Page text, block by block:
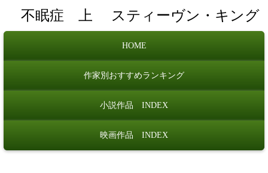
不眠症 上 スティーヴン・キング
HOME
作家別おすすめランキング
小説作品 INDEX
映画作品 INDEX